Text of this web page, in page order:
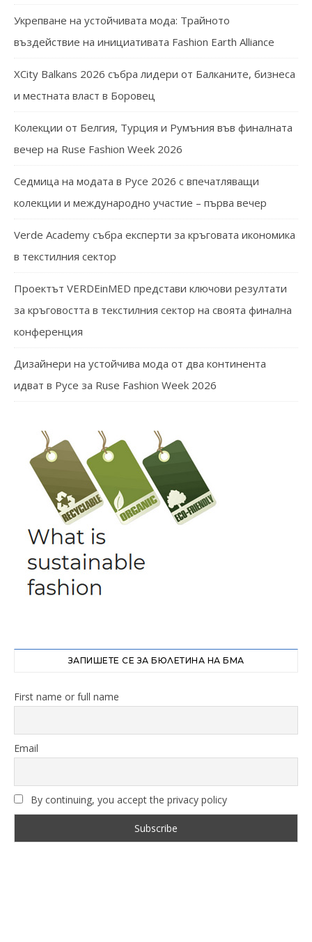
Укрепване на устойчивата мода: Трайното
въздействие на инициативата Fashion Earth Alliance
XCity Balkans 2026 събра лидери от Балканите, бизнеса
и местната власт в Боровец
Колекции от Белгия, Турция и Румъния във финалната
вечер на Ruse Fashion Week 2026
Седмица на модата в Русе 2026 с впечатляващи
колекции и международно участие – първа вечер
Verde Academy събра експерти за кръговата икономика
в текстилния сектор
Проектът VERDEinMED представи ключови резултати
за кръговостта в текстилния сектор на своята финална
конференция
Дизайнери на устойчива мода от два континента
идват в Русе за Ruse Fashion Week 2026
ЗАПИШЕТЕ СЕ ЗА БЮЛЕТИНА НА БМА
First name or full name
Email
By continuing, you accept the privacy policy